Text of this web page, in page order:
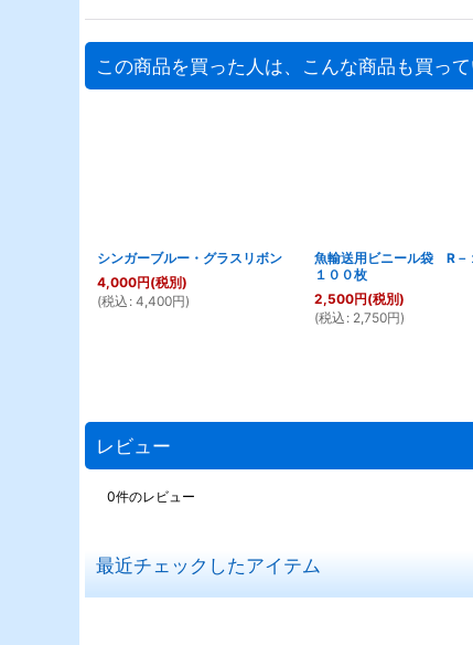
この商品を買った人は、こんな商品も買っ
シンガーブルー・グラスリボン
4,000円(税別)
(税込 : 4,400円)
魚輸送用ビニール袋 R
１００枚
2,500円(税別)
(税込 : 2,750円)
レビュー
0件のレビュー
最近チェックしたアイテム